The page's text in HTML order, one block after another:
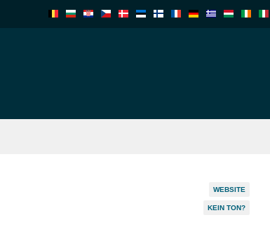
WEBSITE
KEIN TON?